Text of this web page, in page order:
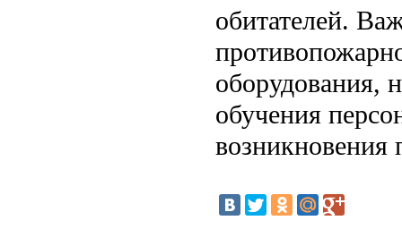
обитателей.
оборудования,
обучения
возникновения